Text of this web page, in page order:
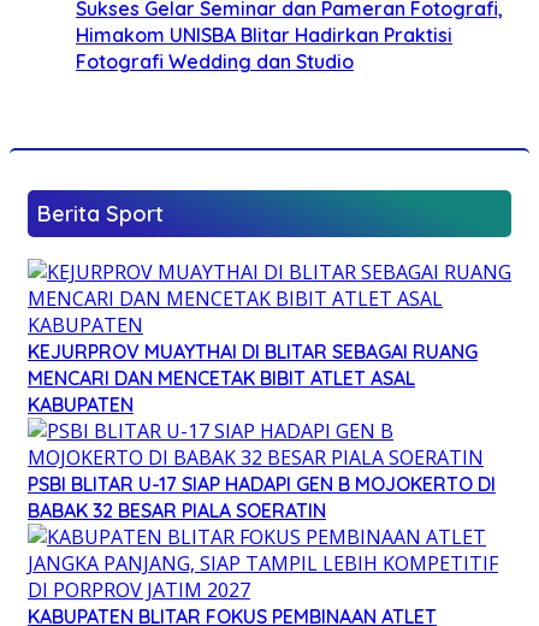
Sukses Gelar Seminar dan Pameran Fotografi,
Himakom UNISBA Blitar Hadirkan Praktisi
Fotografi Wedding dan Studio
Berita Sport
KEJURPROV MUAYTHAI DI BLITAR SEBAGAI RUANG
MENCARI DAN MENCETAK BIBIT ATLET ASAL
KABUPATEN
PSBI BLITAR U-17 SIAP HADAPI GEN B MOJOKERTO DI
BABAK 32 BESAR PIALA SOERATIN
KABUPATEN BLITAR FOKUS PEMBINAAN ATLET